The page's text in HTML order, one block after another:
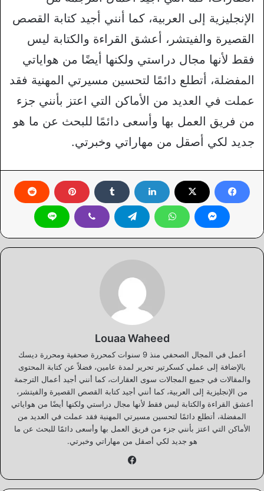
الإنجليزية إلى العربية، كما أنني أجيد كتابة القصص
القصيرة والفيتشر، أعشق القراءة والكتابة ليس
فقط لأنها مجال دراستي ولكنها أيضًا من هواياتي
المفضلة، أتطلع دائمًا لتحسين مسيرتي المهنية فقد
عملت في العديد من الأماكن التي اعتز بأنني جزء
من فريق العمل بها وأسعى دائمًا للبحث عن ما هو
جديد لكي أصقل من مهاراتي وخبرتي.
Louaa Waheed
أعمل في المجال الصحفي منذ 9 سنوات كمحررة صحفية ومحررة ديسك
بالإضافة إلى عملي كسكرتير تحرير لمدة عامين، فضلاً عن كتابة المحتوى
والمقالات في جميع المجالات سوى العقارات، كما أنني أجيد أعمال الترجمة
من الإنجليزية إلى العربية، كما أنني أجيد كتابة القصص القصيرة والفيتشر،
أعشق القراءة والكتابة ليس فقط لأنها مجال دراستي ولكنها أيضًا من هواياتي
المفضلة، أتطلع دائمًا لتحسين مسيرتي المهنية فقد عملت في العديد من
الأماكن التي اعتز بأنني جزء من فريق العمل بها وأسعى دائمًا للبحث عن ما
هو جديد لكي أصقل من مهاراتي وخبرتي.